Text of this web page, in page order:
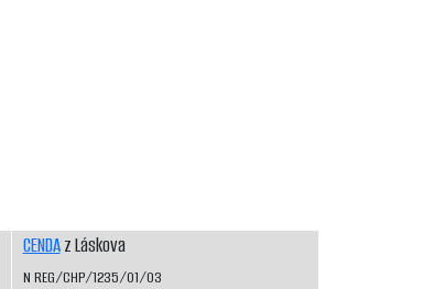
CENDAz Láskova
N REG/CHP/1235/01/03